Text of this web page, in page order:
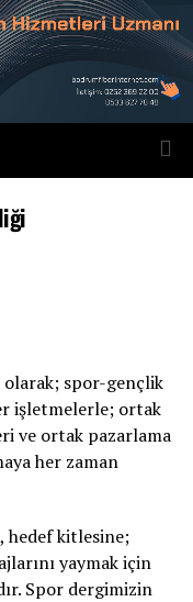
olarak; spor-gençlik
işletmelerle; ortak
ve ortak pazarlama
her zaman
, hedef kitlesine;
yaymak için
Spor dergimizin